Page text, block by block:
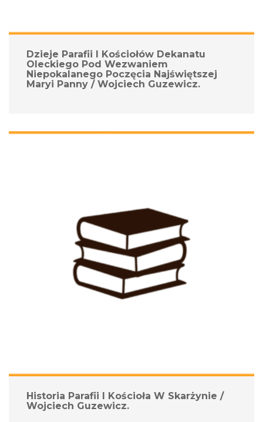
Dzieje Parafii I Kościołów Dekanatu
Oleckiego Pod Wezwaniem
Niepokalanego Poczęcia Najświętszej
Maryi Panny / Wojciech Guzewicz.
Historia Parafii I Kościoła W Skarżynie /
Wojciech Guzewicz.